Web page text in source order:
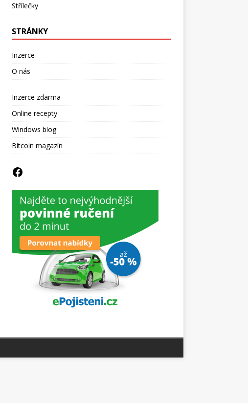
Střílečky
STRÁNKY
Inzerce
O nás
Inzerce zdarma
Online recepty
Windows blog
Bitcoin magazín